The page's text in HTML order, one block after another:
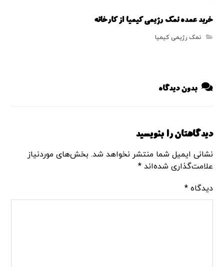
خرید عمده نمک رژیمی کیمیا از کارخانه
نمک رژیمی کیمیا
بدون دیدگاه
دیدگاهتان را بنویسید
نشانی ایمیل شما منتشر نخواهد شد. بخش‌های موردنیاز
علامت‌گذاری شده‌اند*
دیدگاه*